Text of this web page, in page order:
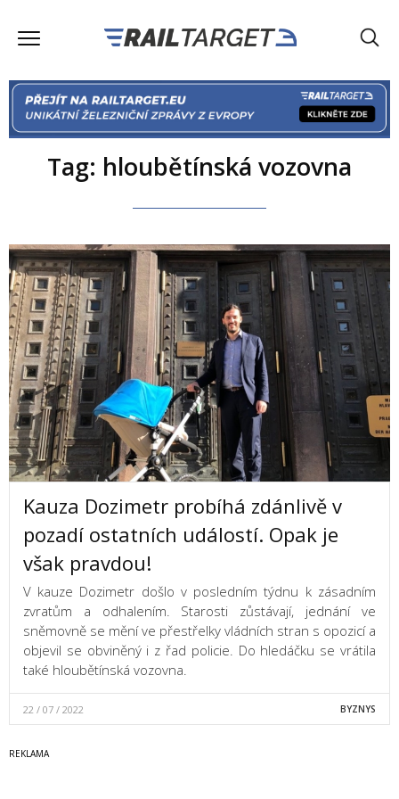
Tag: hloubětínská vozovna
Kauza Dozimetr probíhá zdánlivě v
pozadí ostatních událostí. Opak je
však pravdou!
V kauze Dozimetr došlo v posledním týdnu k zásadním
zvratům a odhalením. Starosti zůstávají, jednání ve
sněmovně se mění ve přestřelky vládních stran s opozicí a
objevil se obviněný i z řad policie. Do hledáčku se vrátila
také hloubětínská vozovna.
22 / 07 / 2022 BYZNYS